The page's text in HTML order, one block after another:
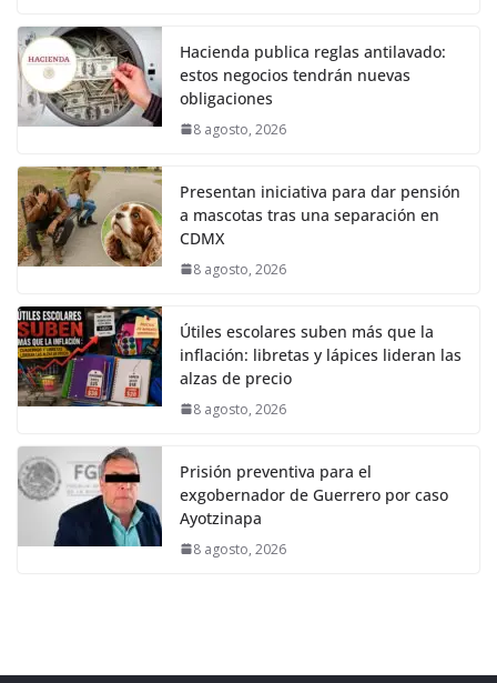
Hacienda publica reglas antilavado:
estos negocios tendrán nuevas
obligaciones
8 agosto, 2026
Presentan iniciativa para dar pensión
a mascotas tras una separación en
CDMX
8 agosto, 2026
Útiles escolares suben más que la
inflación: libretas y lápices lideran las
alzas de precio
8 agosto, 2026
Prisión preventiva para el
exgobernador de Guerrero por caso
Ayotzinapa
8 agosto, 2026